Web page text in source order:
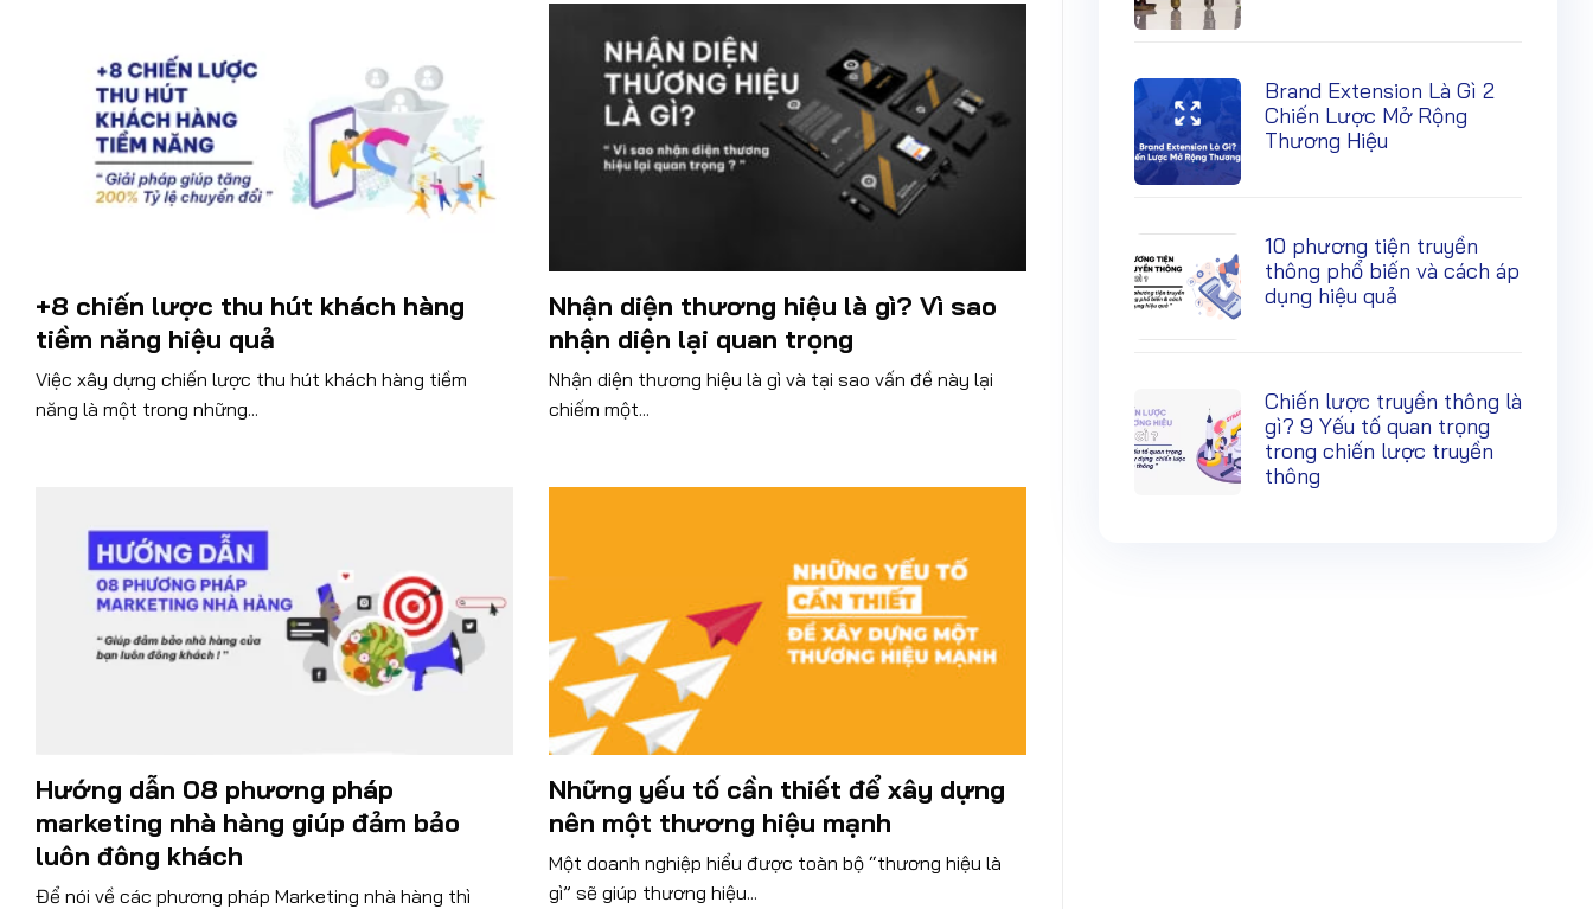
+8 chiến lược thu hút khách hàng
tiềm năng hiệu quả
Việc xây dựng chiến lược thu hút khách hàng tiềm
năng là một trong những...
Nhận diện thương hiệu là gì? Vì sao
nhận diện lại quan trọng
Nhận diện thương hiệu là gì và tại sao vấn đề này lại
chiếm một...
Hướng dẫn 08 phương pháp
marketing nhà hàng giúp đảm bảo
luôn đông khách
Để nói về các phương pháp Marketing nhà hàng thì
Những yếu tố cần thiết để xây dựng
nên một thương hiệu mạnh
Một doanh nghiệp hiểu được toàn bộ “thương hiệu là
gì” sẽ giúp thương hiệu...
Brand Extension Là Gì 2
Chiến Lược Mở Rộng
Thương Hiệu
10 phương tiện truyền
thông phổ biến và cách áp
dụng hiệu quả
Chiến lược truyền thông là
gì? 9 Yếu tố quan trọng
trong chiến lược truyền
thông